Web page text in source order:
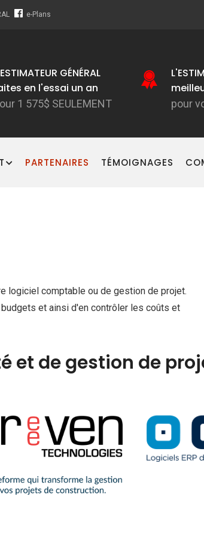
e-Plans
GÉNÉRAL
en l'essai un an
1 575$ SEULEMENT pour
PARTENAIRES TÉMOIGNAGES
logiciel comptable ou de gestion de projet.
et ainsi d'en contrôler les coûts et
et de gestion de